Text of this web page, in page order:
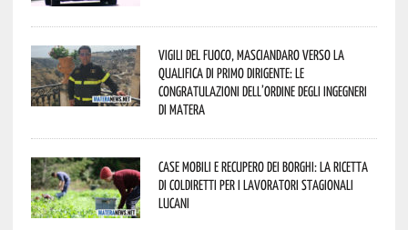
Vigili del Fuoco, Masciandaro verso la
qualifica di Primo Dirigente: le
congratulazioni dell’Ordine degli Ingegneri
di Matera
Case mobili e recupero dei borghi: la ricetta
di Coldiretti per i lavoratori stagionali
lucani